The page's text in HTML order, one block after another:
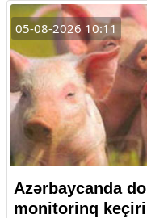
05-08-2026 10:11
Azərbaycanda
monitorinq